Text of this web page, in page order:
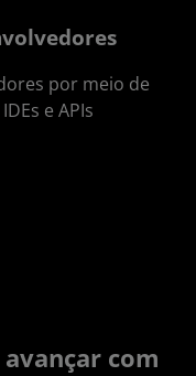
por meio de
e APIs
com